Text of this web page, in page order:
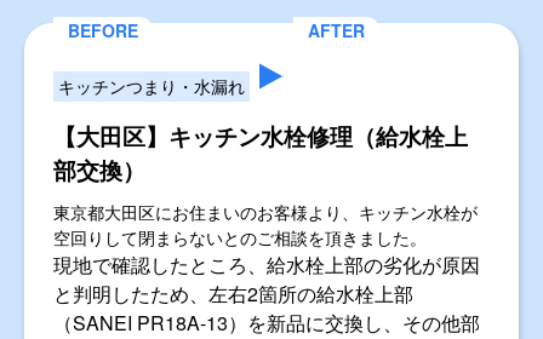
キッチンつまり・水漏れ
【大田区】キッチン水栓修理（給水栓上
部交換）
東京都大田区にお住まいのお客様より、キッチン水栓が
空回りして閉まらないとのご相談を頂きました。
現地で確認したところ、給水栓上部の劣化が原因
と判明したため、左右2箇所の給水栓上部
（SANEI PR18A-13）を新品に交換し、その他部